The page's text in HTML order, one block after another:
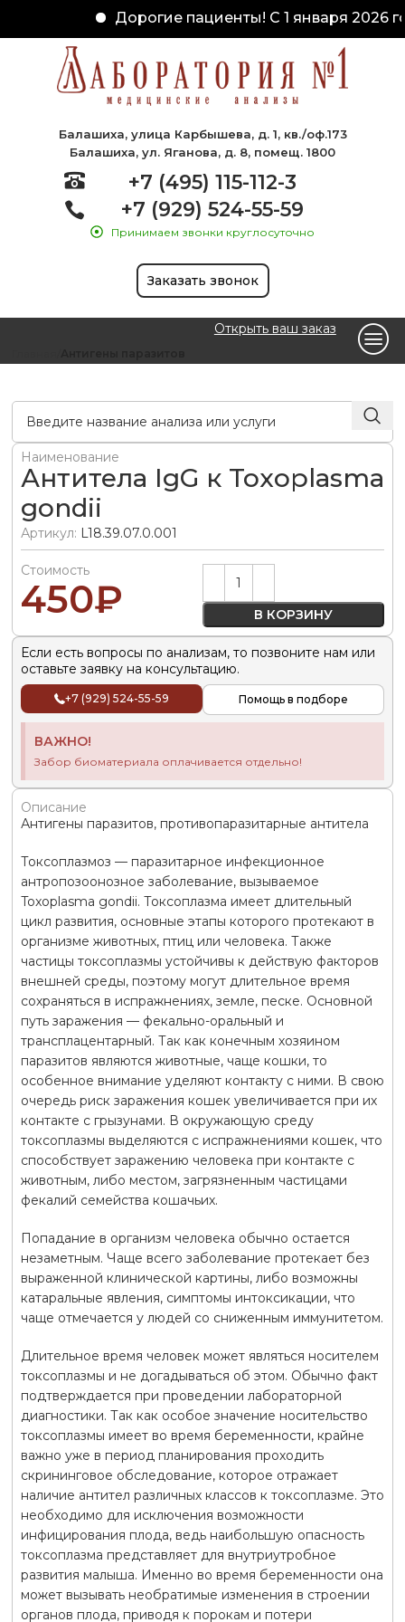
Дорогие пациенты! С 1 января 2026
Балашиха, улица Карбышева, д. 1, кв./оф.173
Балашиха, ул. Яганова, д. 8, помещ. 1800
+7 (495) 115-112-3
+7 (929) 524-55-59
Принимаем звонки круглосуточно
Заказать звонок
Открыть ваш заказ
Наименование
Антитела IgG к Toxoplasma
gondii
Артикул: L18.39.07.0.001
Стоимость
450₽ В КОРЗИНУ
Alternative:
Если есть вопросы по анализам, то позвоните нам или
оставьте заявку на консультацию.
+7 (929) 524-55-59 Помощь в подборе
ВАЖНО!
Забор биоматериала оплачивается отдельно!
Описание
Антигены паразитов, противопаразитарные антитела
Токсоплазмоз — паразитарное инфекционное
антропозоонозное заболевание, вызываемое
Toxoplasma gondii. Токсоплазма имеет длительный
цикл развития, основные этапы которого протекают в
организме животных, птиц или человека. Также
частицы токсоплазмы устойчивы к действую факторов
внешней среды, поэтому могут длительное время
сохраняться в испражнениях, земле, песке. Основной
путь заражения — фекально-оральный и
трансплацентарный. Так как конечным хозяином
паразитов являются животные, чаще кошки, то
особенное внимание уделяют контакту с ними. В свою
очередь риск заражения кошек увеличивается при их
контакте с грызунами. В окружающую среду
токсоплазмы выделяются с испражнениями кошек, что
способствует заражению человека при контакте с
животным, либо местом, загрязненным частицами
фекалий семейства кошачьих.
Попадание в организм человека обычно остается
незаметным. Чаще всего заболевание протекает без
выраженной клинической картины, либо возможны
катаральные явления, симптомы интоксикации, что
чаще отмечается у людей со сниженным иммунитетом.
Длительное время человек может являться носителем
токсоплазмы и не догадываться об этом. Обычно факт
подтверждается при проведении лабораторной
диагностики. Так как особое значение носительство
токсоплазмы имеет во время беременности, крайне
важно уже в период планирования проходить
скрининговое обследование, которое отражает
наличие антител различных классов к токсоплазме. Это
необходимо для исключения возможности
инфицирования плода, ведь наибольшую опасность
токсоплазма представляет для внутриутробное
развития малыша. Именно во время беременности она
может вызывать необратимые изменения в строении
органов плода, приводя к порокам и потери